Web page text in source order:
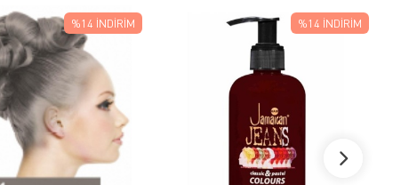
FAVORILERE EKLE
%14 İNDIRIM
FAVORILERE EKLE
%14 İNDIRIM